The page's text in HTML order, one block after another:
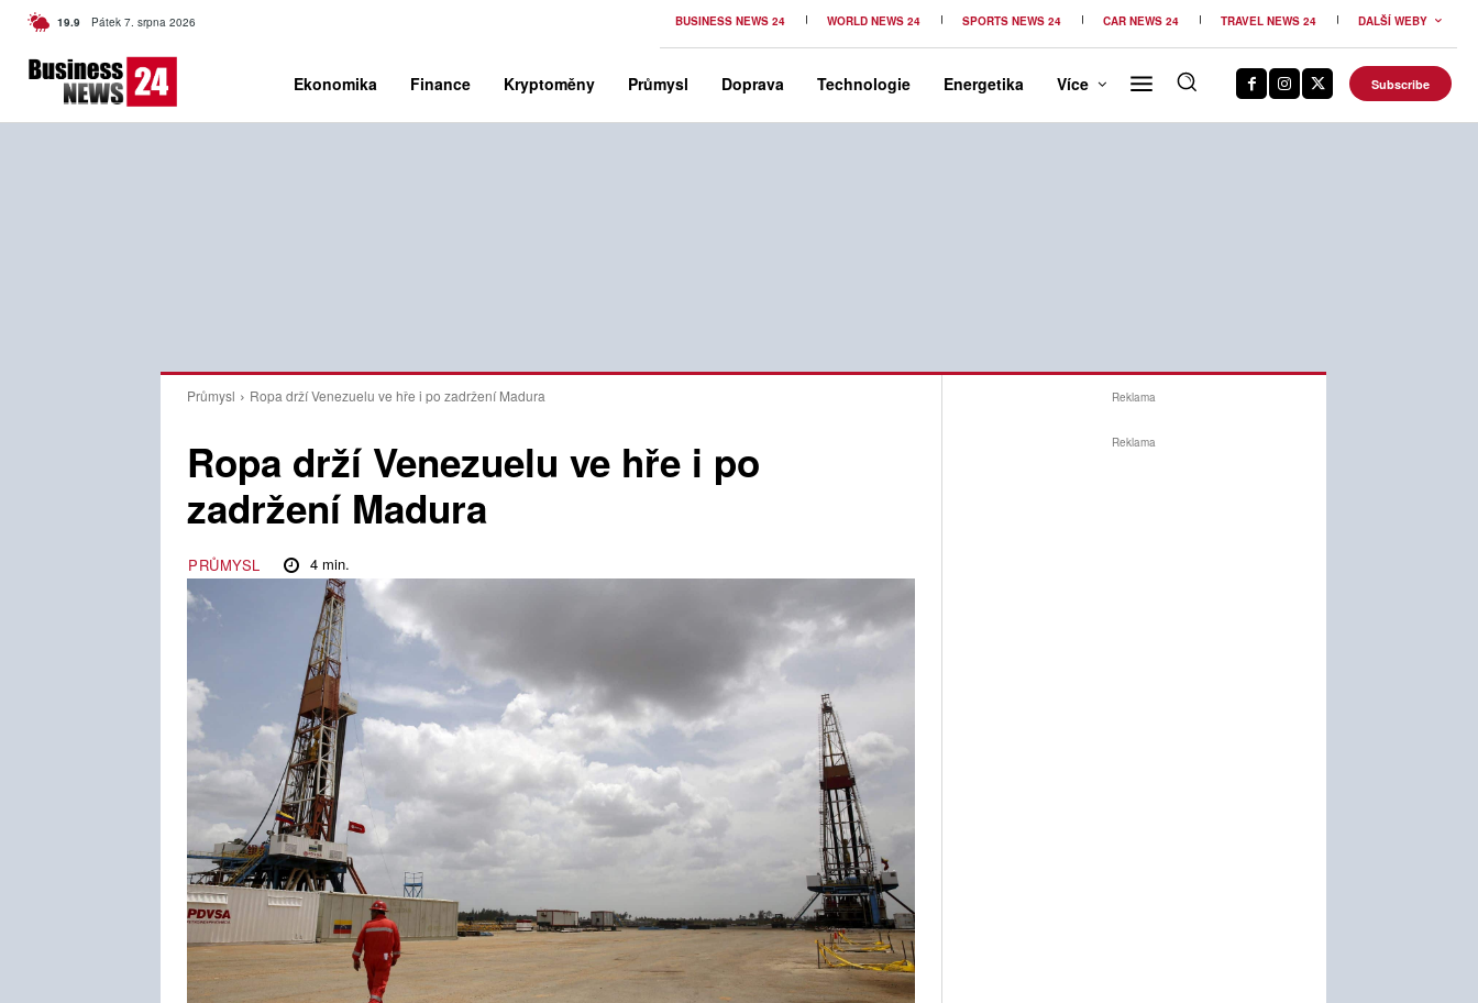
19.9 C Czech
Pátek 7. srpna 2026 BUSINESS NEWS 24 WORLD NEWS 24 SPORTS NEWS 24 CAR NEWS 24 TRAVEL NEWS 24 DALŠÍ WEBY
Ekonomika Finance Kryptoměny Průmysl Doprava Technologie Energetika Více Subscribe
Průmysl Ropa drží Venezuelu ve hře i po zadržení Madura
Ropa drží Venezuelu ve hře i po
zadržení Madura
PRŮMYSL 4min.
Reklama
Reklama